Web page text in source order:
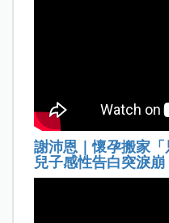
謝沛恩｜懷孕搬家
兒子感性告白突淚